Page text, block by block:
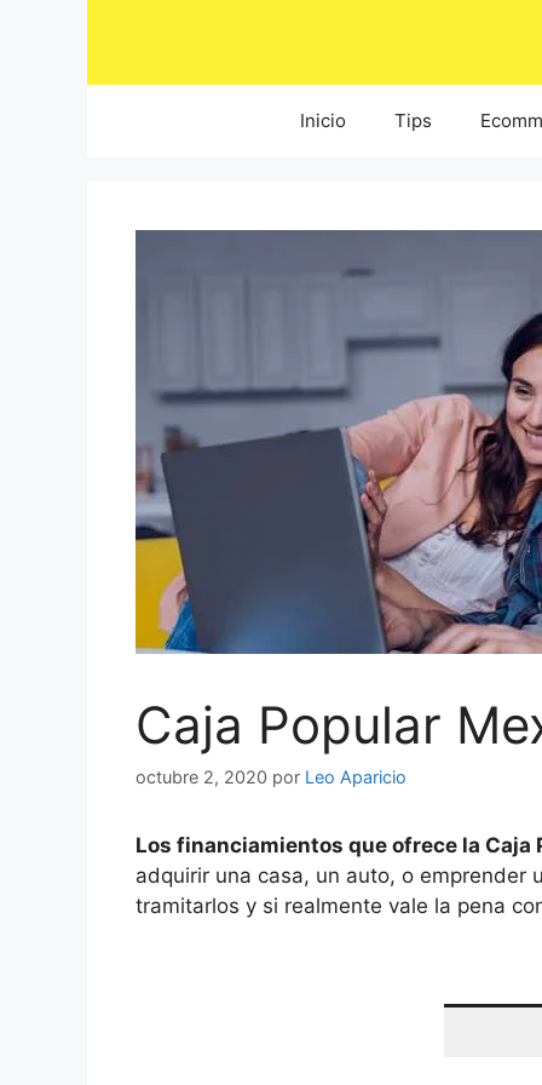
Inicio Tips
Caja Popular
octubre 2, 2020 por Leo Aparicio
Los financiamientos que ofrece la
adquirir una casa, un auto, o emprender
tramitarlos y si realmente vale la pena